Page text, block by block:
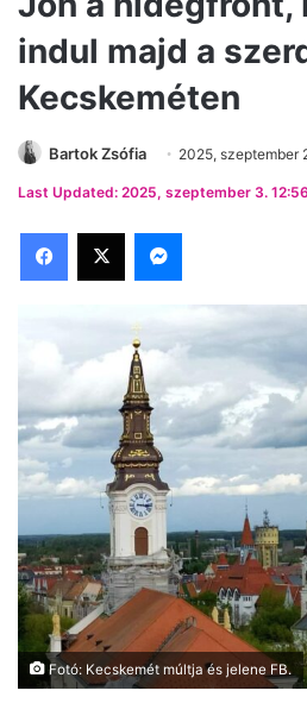
indul majd a
Kecskeméten
Bartok Zsófia 2025, szeptember
Last Updated: 2025, szeptember 3. 12:56
Facebook
X Messenger
Fotó: Kecskemét múltja és jelene FB.